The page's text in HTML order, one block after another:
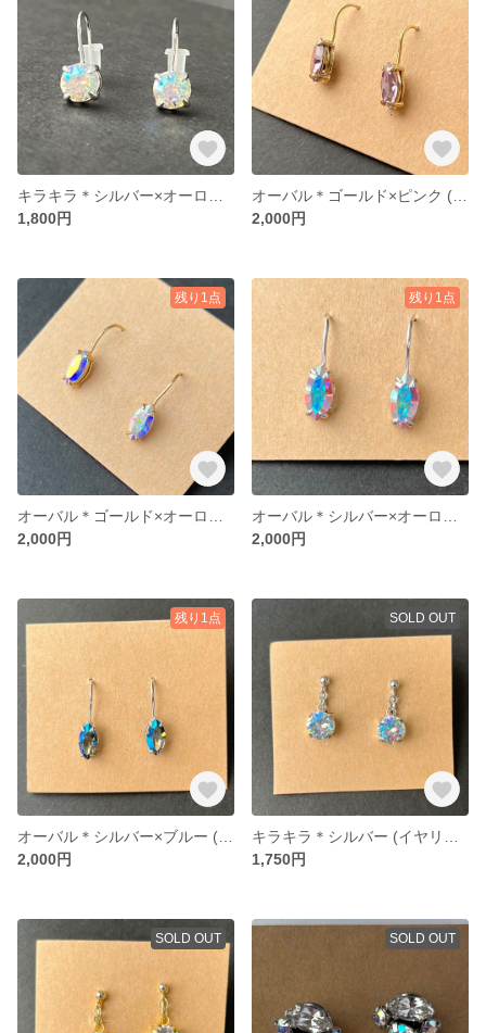
1,800円
2,000円
残り1点
2,000円
残り1点
2,000円
残り1点
2,000円
SOLD OUT
1,750円
SOLD OUT SOLD OUT